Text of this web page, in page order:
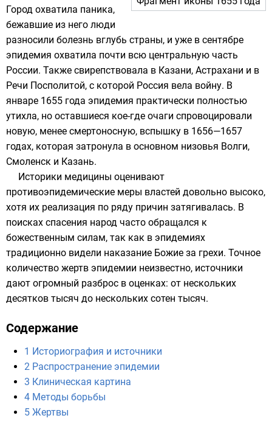
Город охватила паника,
бежавшие из него люди
разносили болезнь вглубь страны, и уже в сентябре
эпидемия охватила почти всю центральную часть
России. Также свирепствовала в Казани, Астрахани и в
Речи Посполитой, с которой Россия вела войну. В
январе 1655 года эпидемия практически полностью
утихла, но оставшиеся кое-где очаги спровоцировали
новую, менее смертоносную, вспышку в 1656—1657
годах, которая затронула в основном низовья Волги,
Смоленск и Казань.
Историки медицины оценивают
противоэпидемические меры властей довольно высоко,
хотя их реализация по ряду причин затягивалась. В
поисках спасения народ часто обращался к
божественным силам, так как в эпидемиях
традиционно видели наказание Божие за грехи. Точное
количество жертв эпидемии неизвестно, источники
дают огромный разброс в оценках: от нескольких
десятков тысяч до нескольких сотен тысяч.
Содержание
1 Историография и источники
2 Распространение эпидемии
3 Клиническая картина
4 Методы борьбы
5 Жертвы